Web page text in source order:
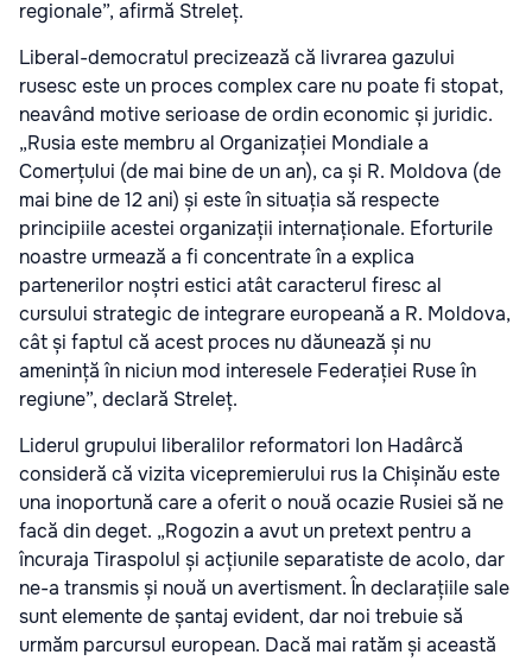
regionale”, afirmă Streleț.
Liberal-democratul precizează că livrarea gazului
rusesc este un proces complex care nu poate fi stopat,
neavând motive serioase de ordin economic și juridic.
„Rusia este membru al Organizației Mondiale a
Comerțului (de mai bine de un an), ca și R. Moldova (de
mai bine de 12 ani) și este în situația să respecte
principiile acestei organizații internaționale. Eforturile
noastre urmează a fi concentrate în a explica
partenerilor noștri estici atât caracterul firesc al
cursului strategic de integrare europeană a R. Moldova,
cât și faptul că acest proces nu dăunează și nu
amenință în niciun mod interesele Federației Ruse în
regiune”, declară Streleț.
Liderul grupului liberalilor reformatori Ion Hadârcă
consideră că vizita vicepremierului rus la Chișinău este
una inoportună care a oferit o nouă ocazie Rusiei să ne
facă din deget. „Rogozin a avut un pretext pentru a
încuraja Tiraspolul și acțiunile separatiste de acolo, dar
ne-a transmis și nouă un avertisment. În declarațiile sale
sunt elemente de șantaj evident, dar noi trebuie să
urmăm parcursul european. Dacă mai ratăm și această